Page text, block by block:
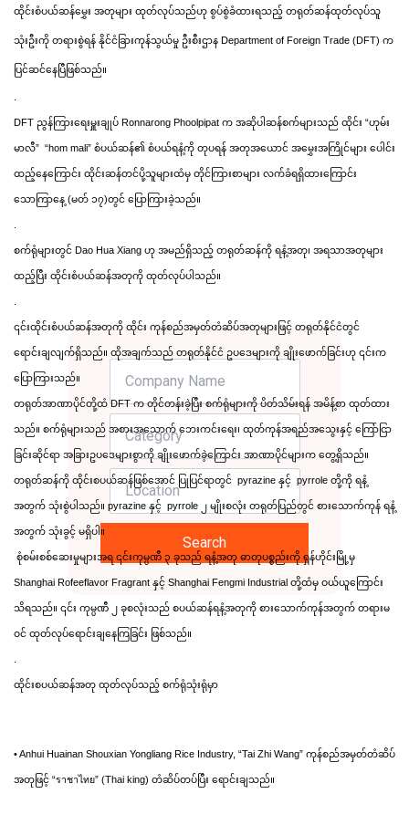
Search
ထိုင်းစံပယ်ဆန်မွှေး အတုများ ထုတ်လုပ်သည်ဟု စွပ်စွဲခံထားရသည့် တရုတ်ဆန်ထုတ်လုပ်သူ
သုံးဦးကို တရားစွဲရန် နိုင်ငံခြားကုန်သွယ်မှု ဦးစီးဌာန Department of Foreign Trade (DFT) က
ပြင်ဆင်နေပြီဖြစ်သည်။
DFT ညွန်ကြားရေးမှူးချုပ် Ronnarong Phoolpipat က အဆိုပါဆန်စက်များသည် ထိုင်း “ဟုမ်း
မာလီ”  “hom mali” စံပယ်ဆန်၏ စံပယ်ရနံ့ကို တုပရန် အတုအယောင် အမွှေးအကြိုင်များ ပေါင်း
ထည့်နေကြောင်း ထိုင်းဆန်တင်ပို့သူများထံမှ တိုင်ကြားစာများ လက်ခံရရှိထားကြောင်း
သောကြာနေ့ (မတ် ၁၇)တွင် ပြောကြားခဲ့သည်။
စက်ရုံများတွင် Dao Hua Xiang ဟု အမည်ရှိသည့် တရုတ်ဆန်ကို ရနံ့အတု၊ အရသာအတုများ
ထည့်ပြီး ထိုင်းစံပယ်ဆန်အတုကို ထုတ်လုပ်ပါသည်။
၎င်းထိုင်းစံပယ်ဆန်အတုကို ထိုင်း ကုန်စည်အမှတ်တံဆိပ်အတုများဖြင့် တရုတ်နိုင်ငံတွင်
ရောင်းချလျက်ရှိသည်။ ထိုအချက်သည် တရုတ်နိုင်ငံ ဥပဒေများကို ချိုးဖောက်ခြင်းဟု ၎င်းက
ပြောကြားသည်။
တရုတ်အာဏာပိုင်တို့ထံ DFT က တိုင်တန်းခဲ့ပြီး စက်ရုံများကို ပိတ်သိမ်းရန် အမိန့်စာ ထုတ်ထား
သည်။ စက်ရုံများသည် အစားအသောက် ဘေးကင်းရေး၊ ထုတ်ကုန်အရည်အသွေးနှင့် ကြော်ငြာ
ခြင်းဆိုင်ရာ အခြားဥပဒေများစွာကို ချိုးဖောက်ခဲ့ကြောင်း အာဏာပိုင်များက တွေ့ရှိသည်။
တရုတ်ဆန်ကို ထိုင်းစပယ်ဆန်ဖြစ်အောင် ပြုပြင်ရာတွင်  pyrazine နှင့်  pyrrole တို့ကို ရနံ့
အတွက် သုံးစွဲပါသည်။ pyrazine နှင့်  pyrrole ၂ မျိုးစလုံး တရုတ်ပြည်တွင် စားသောက်ကုန် ရနံ့
အတွက် သုံးခွင့် မရှိပါ။
စုံစမ်းစစ်ဆေးမှုများအရ ၎င်းကုမ္ပဏီ ၃ ခုသည် ရနံ့အတု ဓာတုပစ္စည်းကို ရှန်ဟိုင်းမြို့မှ
Shanghai Rofeeflavor Fragrant နှင့် Shanghai Fengmi Industrial တို့ထံမှ ဝယ်ယူကြောင်း
သိရသည်။ ၎င်း ကုမ္ပဏီ ၂ ခုစလုံးသည် စပယ်ဆန်ရနံ့အတုကို စားသောက်ကုန်အတွက် တရားမ
ဝင် ထုတ်လုပ်ရောင်းချနေကြခြင်း ဖြစ်သည်။
ထိုင်းစပယ်ဆန်အတု ထုတ်လုပ်သည့် စက်ရုံသုံးရုံမှာ
• Anhui Huainan Shouxian Yongliang Rice Industry, “Tai Zhi Wang” ကုန်စည်အမှတ်တံဆိပ်
အတုဖြင့် “ราชาไทย” (Thai king) တံဆိပ်တပ်ပြီး ရောင်းချသည်။